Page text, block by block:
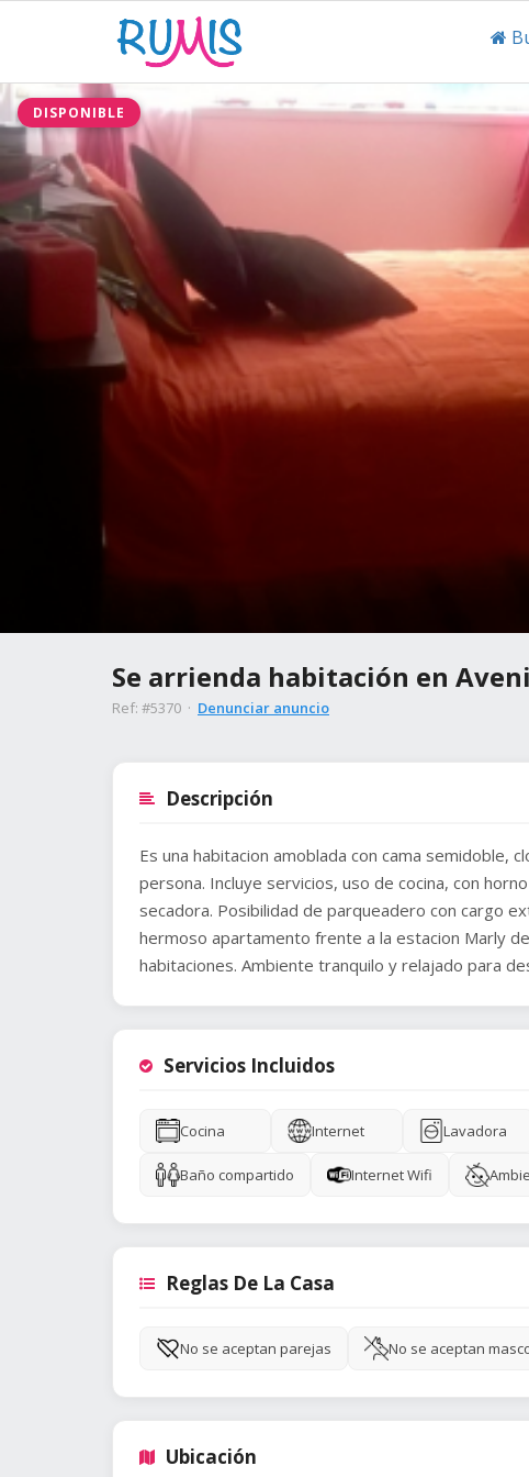
DISPONIBLE
Se arrienda habitación en
Ref: #5370 · Denunciar anuncio
Descripción
Es una habitacion amoblada con cama semidoble,
persona. Incluye servicios, uso de cocina, con
secadora. Posibilidad de parqueadero con cargo
hermoso apartamento frente a la estacion Marly
habitaciones. Ambiente tranquilo y relajado para
Servicios Incluidos
Cocina Internet Lavadora
Baño compartido Internet Wifi
Reglas De La Casa
No se aceptan parejas No se aceptan
Ubicación